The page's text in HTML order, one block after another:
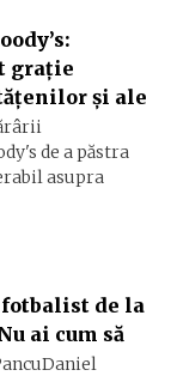
grație
și ale
de a păstra
asupra
de la
ai cum să